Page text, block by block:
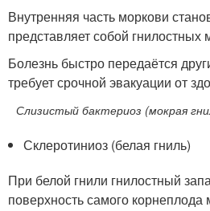
Внутренняя часть моркови
представляет собой гнилостных
Болезнь быстро передаётся
требует срочной эвакуации от
Слизистый бактериоз (мокрая
Склеротиниоз (белая гниль)
При белой гнили гнилостный
поверхность самого корнеплода